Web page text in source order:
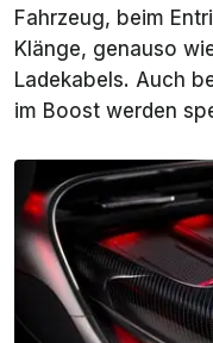
Fahrzeug, beim
Klänge, genauso
Ladekabels. Auch
im Boost werden